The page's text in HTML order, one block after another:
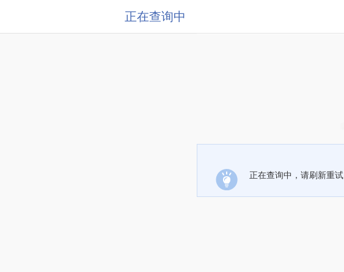
正在查询中
正在查询中，请刷新重试